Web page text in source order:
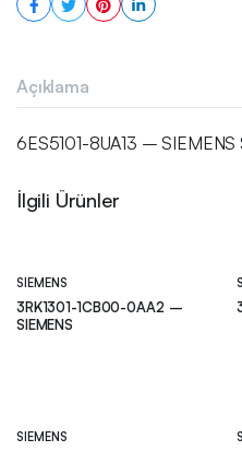
Açıklama
6ES5101-8UA13 – SIEMENS
İlgili Ürünler
SIEMENS
3RK1301-1CB00-0AA2 –
SIEMENS
SIEMENS